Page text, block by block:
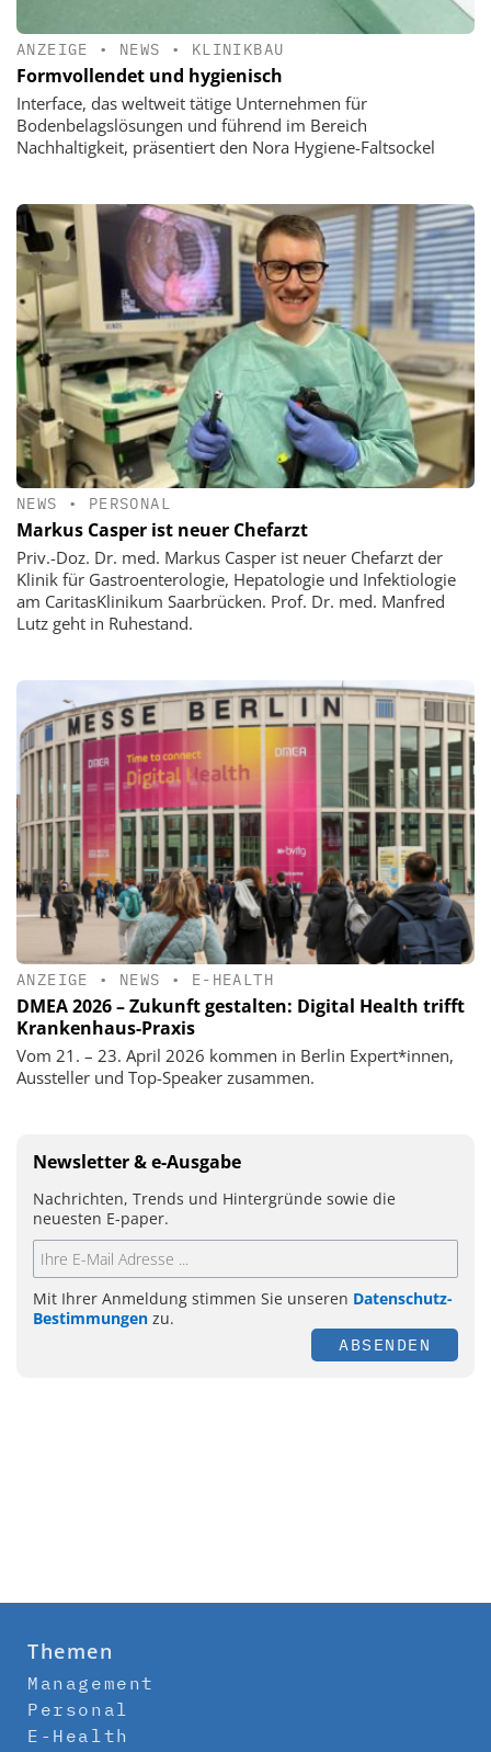
ANZEIGE • NEWS • KLINIKBAU
Formvollendet und hygienisch
Interface, das weltweit tätige Unternehmen für
Bodenbelagslösungen und führend im Bereich
Nachhaltigkeit, präsentiert den Nora Hygiene-Faltsockel
NEWS • PERSONAL
Markus Casper ist neuer Chefarzt
Priv.-Doz. Dr. med. Markus Casper ist neuer Chefarzt der
Klinik für Gastroenterologie, Hepatologie und Infektiologie
am CaritasKlinikum Saarbrücken. Prof. Dr. med. Manfred
Lutz geht in Ruhestand.
ANZEIGE • NEWS • E-HEALTH
DMEA 2026 – Zukunft gestalten: Digital Health trifft
Krankenhaus-Praxis
Vom 21. – 23. April 2026 kommen in Berlin Expert*innen,
Aussteller und Top-Speaker zusammen.
Newsletter & e-Ausgabe
Nachrichten, Trends und Hintergründe sowie die
neuesten E-paper.
Mit Ihrer Anmeldung stimmen Sie unseren Datenschutz-
Bestimmungen zu.
ABSENDEN
Themen
Management
Personal
E-Health